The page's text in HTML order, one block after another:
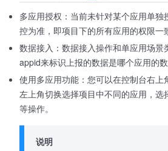
多应用授权：当前未针对某个应用单独
控为准，即项目下的所有应用的权限一
数据接入：数据接入操作和单应用场景
appid来标识上报的数据是哪个应用的数
使用多应用功能：您可以在控制台右上
左上角切换选择项目中不同的应用，选
等操作。
说明